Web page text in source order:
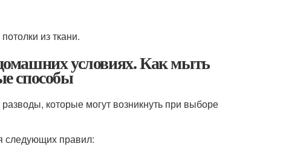
из ткани.
условиях. Как мыть
способы
которые могут возникнуть при выборе
следующих правил: